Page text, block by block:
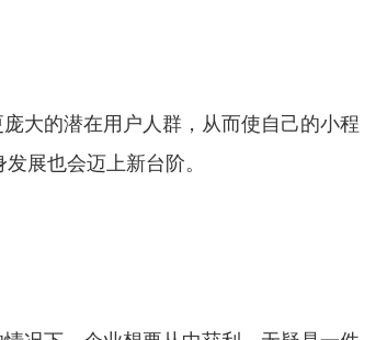
大的潜在用户人群，从而使自己的小程
展也会迈上新台阶。